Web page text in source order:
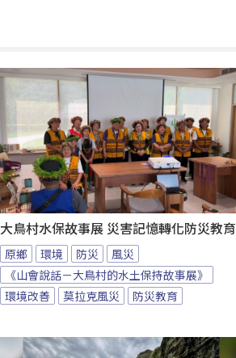
大鳥村水保故事展 災害記憶轉化防災教育
原鄉 環境 防災
風災
《山會說話－大鳥村的水土保持故事展》
環境改善
莫拉克風災 防災教育